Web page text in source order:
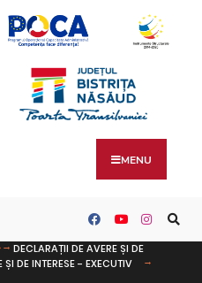
MENU
DECLARAȚII DE AVERE ȘI DE
ȘI DE INTERESE - EXECUTIV